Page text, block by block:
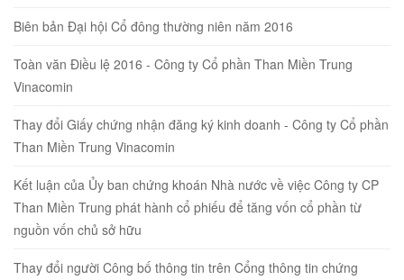
Biên bản Đại hội Cổ đông thường niên năm 2016
Toàn văn Điều lệ 2016 - Công ty Cổ phần Than Miền Trung
Vinacomin
Thay đổi Giấy chứng nhận đăng ký kinh doanh - Công ty Cổ phần
Than Miền Trung Vinacomin
Kết luận của Ủy ban chứng khoán Nhà nước về việc Công ty CP
Than Miền Trung phát hành cổ phiếu để tăng vốn cổ phần từ
nguồn vốn chủ sở hữu
Thay đổi người Công bố thông tin trên Cổng thông tin chứng